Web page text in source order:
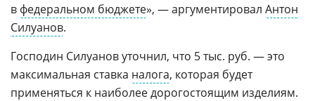
в федеральном бюджете», — аргументировал Антон
Силуанов.
Господин Силуанов уточнил, что 5 тыс. руб. — это
максимальная ставка налога, которая будет
применяться к наиболее дорогостоящим изделиям.